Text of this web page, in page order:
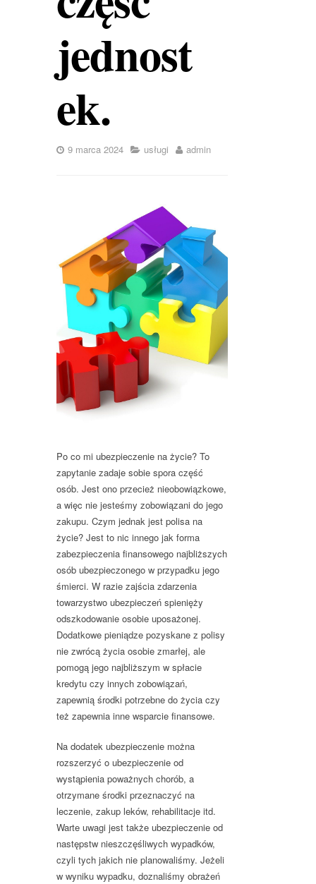
jednost
ek.
9 marca 2024 usługi admin
Po co mi ubezpieczenie na życie? To
zapytanie zadaje sobie spora część
osób. Jest ono przecież nieobowiązkowe,
a więc nie jesteśmy zobowiązani do jego
zakupu. Czym jednak jest polisa na
życie? Jest to nic innego jak forma
zabezpieczenia finansowego najbliższych
osób ubezpieczonego w przypadku jego
śmierci. W razie zajścia zdarzenia
towarzystwo ubezpieczeń spienięży
odszkodowanie osobie uposażonej.
Dodatkowe pieniądze pozyskane z polisy
nie zwrócą życia osobie zmarłej, ale
pomogą jego najbliższym w spłacie
kredytu czy innych zobowiązań,
zapewnią środki potrzebne do życia czy
też zapewnia inne wsparcie finansowe.
Na dodatek ubezpieczenie można
rozszerzyć o ubezpieczenie od
wystąpienia poważnych chorób, a
otrzymane środki przeznaczyć na
leczenie, zakup leków, rehabilitacje itd.
Warte uwagi jest także ubezpieczenie od
następstw nieszczęśliwych wypadków,
czyli tych jakich nie planowaliśmy. Jeżeli
w wyniku wypadku, doznaliśmy obrażeń